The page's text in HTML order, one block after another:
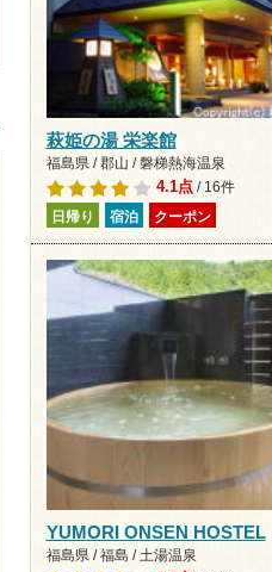
萩姫の湯 栄楽館
福島県 / 郡山 / 磐梯熱海温泉
4.1点/ 16件
日帰り 宿泊 クーポン
YUMORI ONSEN HOSTEL
福島県 / 福島 / 土湯温泉